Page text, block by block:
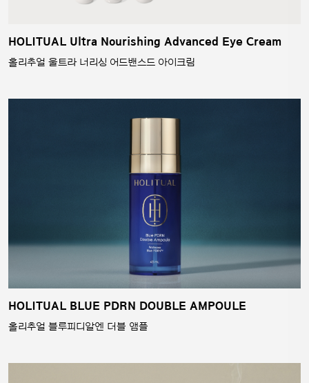
HOLITUAL Ultra Nourishing Advanced Eye Cream
홀리추얼 울트라 너리싱 어드밴스드 아이크림
HOLITUAL BLUE PDRN DOUBLE AMPOULE
홀리추얼 블루피디알엔 더블 앰플